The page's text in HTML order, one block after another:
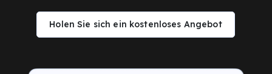
Holen Sie sich ein kostenloses Angebot